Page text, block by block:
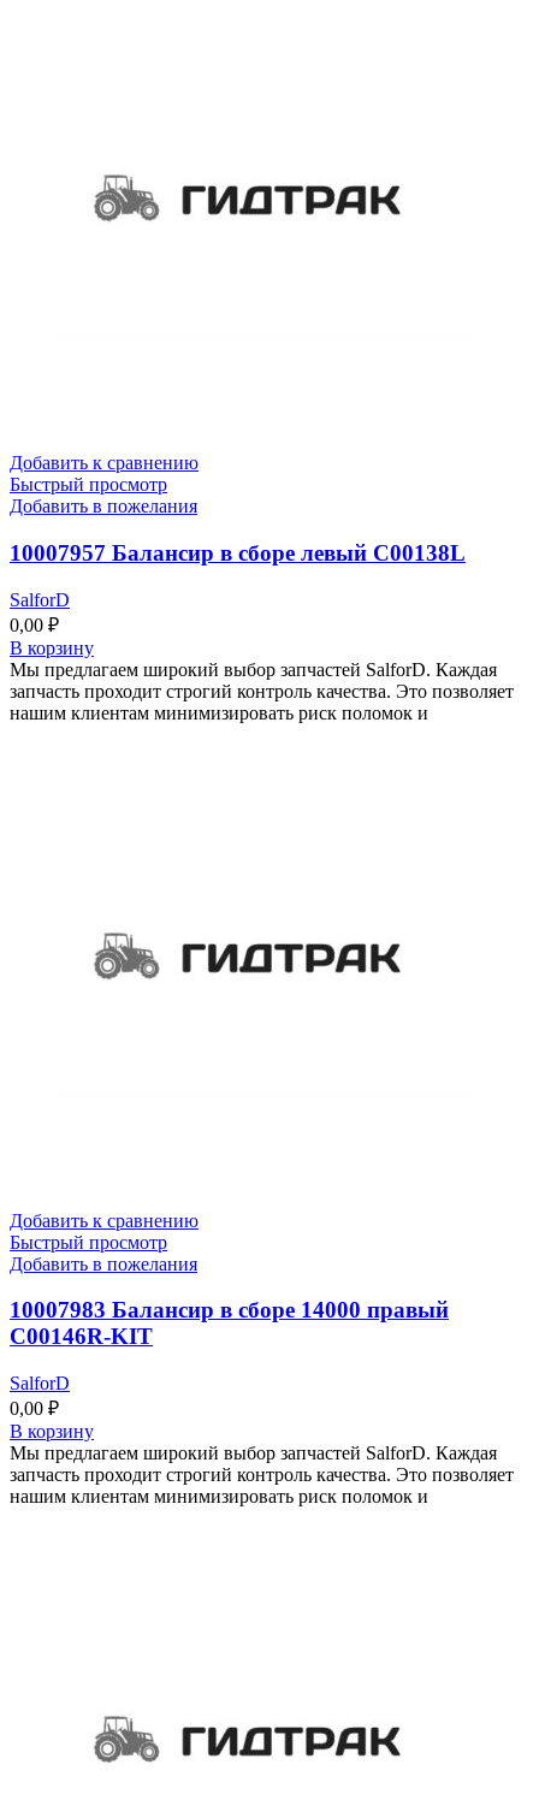
Добавить к сравнению
Быстрый просмотр
Добавить в пожелания
10007957 Балансир в сборе левый C00138L
SalforD
0,00 ₽
В корзину
Мы предлагаем широкий выбор запчастей SalforD. Каждая
запчасть проходит строгий контроль качества. Это позволяет
нашим клиентам минимизировать риск поломок и
Добавить к сравнению
Быстрый просмотр
Добавить в пожелания
10007983 Балансир в сборе 14000 правый
C00146R-KIT
SalforD
0,00 ₽
В корзину
Мы предлагаем широкий выбор запчастей SalforD. Каждая
запчасть проходит строгий контроль качества. Это позволяет
нашим клиентам минимизировать риск поломок и